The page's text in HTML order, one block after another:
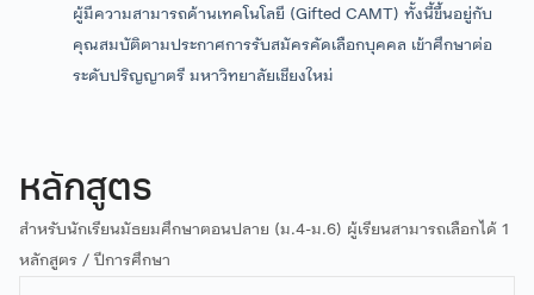
ผู้มีความสามารถด้านเทคโนโลยี (Gifted CAMT) ทั้งนี้ขึ้นอยู่กับ
คุณสมบัติตามประกาศการรับสมัครคัดเลือกบุคคล เข้าศึกษาต่อ
ระดับปริญญาตรี มหาวิทยาลัยเชียงใหม่
หลักสูตร
สำหรับนักเรียนมัธยมศึกษาตอนปลาย (ม.4-ม.6) ผู้เรียนสามารถเลือกได้ 1
หลักสูตร / ปีการศึกษา
(Self Project)
Basic 3D Modelling
และลวดลาย (Texture) การทำแอนนิเมชันเคลื่อนไหว
สร้างสรรค์โครงงานของตนเอง (Self Project)
งวดที่ 1 ก่อนช่วงเวลาปิดรับสมัคร
งวดที่ 2 ภายในเดือน สิงหาคม
ประชาสัมพันธ์ อาคารวิทยาลัยศิลปะ สื่อ และเทคโนโลยี
ชั้น 2 ในวันและเวลาราชการ